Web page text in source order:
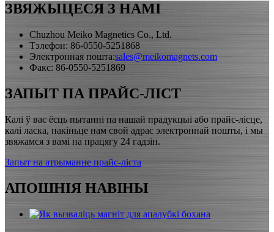
ЗВЯЖЫЦЕСЯ З НАМІ
Chuzhou Meiko Magnetics Co., Ltd.
Тэлефон: 86-0550-5251868
Электронная пошта:sales@meikomagnets.com
Факс: 86-0550-5251869
ЗАПЫТ ПА ПРАЙС-ЛІСТ
Калі ў вас ёсць пытанні па нашай прадукцыі або прайс-лісце,
калі ласка, пакіньце нам свой адрас электроннай пошты, і мы
звяжамся з вамі на працягу 24 гадзін.
Запыт на атрыманне прайс-ліста
АПОШНІЯ НАВІНЫ